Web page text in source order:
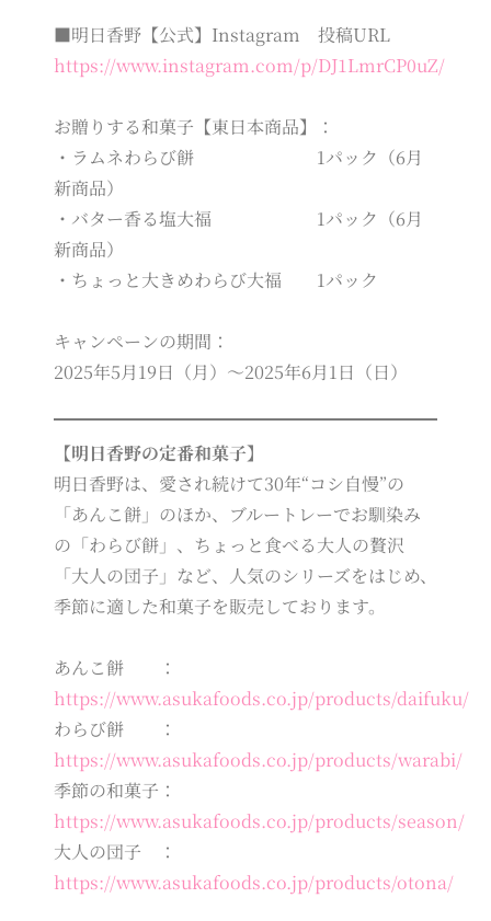
■明日香野【公式】Instagram 投稿URL
https://www.instagram.com/p/DJ1LmrCP0uZ/
お贈りする和菓子【東日本商品】：
・ラムネわらび餅 1パック（6月
新商品）
・バター香る塩大福 1パック（6月
新商品）
・ちょっと大きめわらび大福 1パック
キャンペーンの期間：
2025年5月19日（月）～2025年6月1日（日）
【明日香野の定番和菓子】
明日香野は、愛され続けて30年“コシ自慢”の
「あんこ餅」のほか、ブルートレーでお馴染み
の「わらび餅」、ちょっと食べる大人の贅沢
「大人の団子」など、人気のシリーズをはじめ、
季節に適した和菓子を販売しております。
あんこ餅 ：
https://www.asukafoods.co.jp/products/daifuku/
わらび餅 ：
https://www.asukafoods.co.jp/products/warabi/
季節の和菓子：
https://www.asukafoods.co.jp/products/season/
大人の団子 ：
https://www.asukafoods.co.jp/products/otona/